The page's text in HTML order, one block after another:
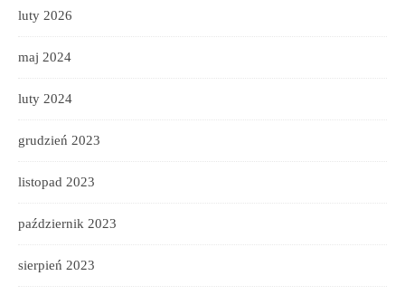
luty 2026
maj 2024
luty 2024
grudzień 2023
listopad 2023
październik 2023
sierpień 2023